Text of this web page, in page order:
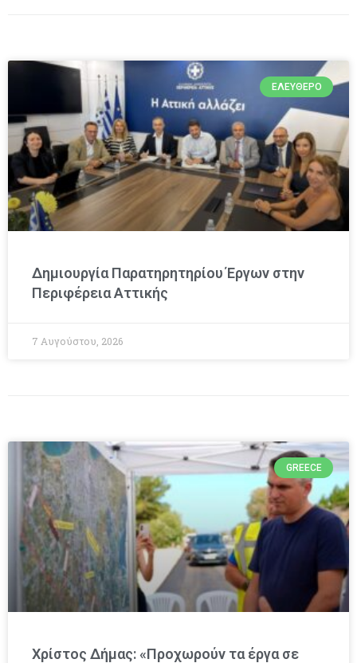
ΕΛΕΎΘΕΡΟ
Δημιουργία Παρατηρητηρίου Έργων στην
Περιφέρεια Αττικής
7 Αυγούστου, 2026
GREECE
Χρίστος Δήμας: «Προχωρούν τα έργα σε